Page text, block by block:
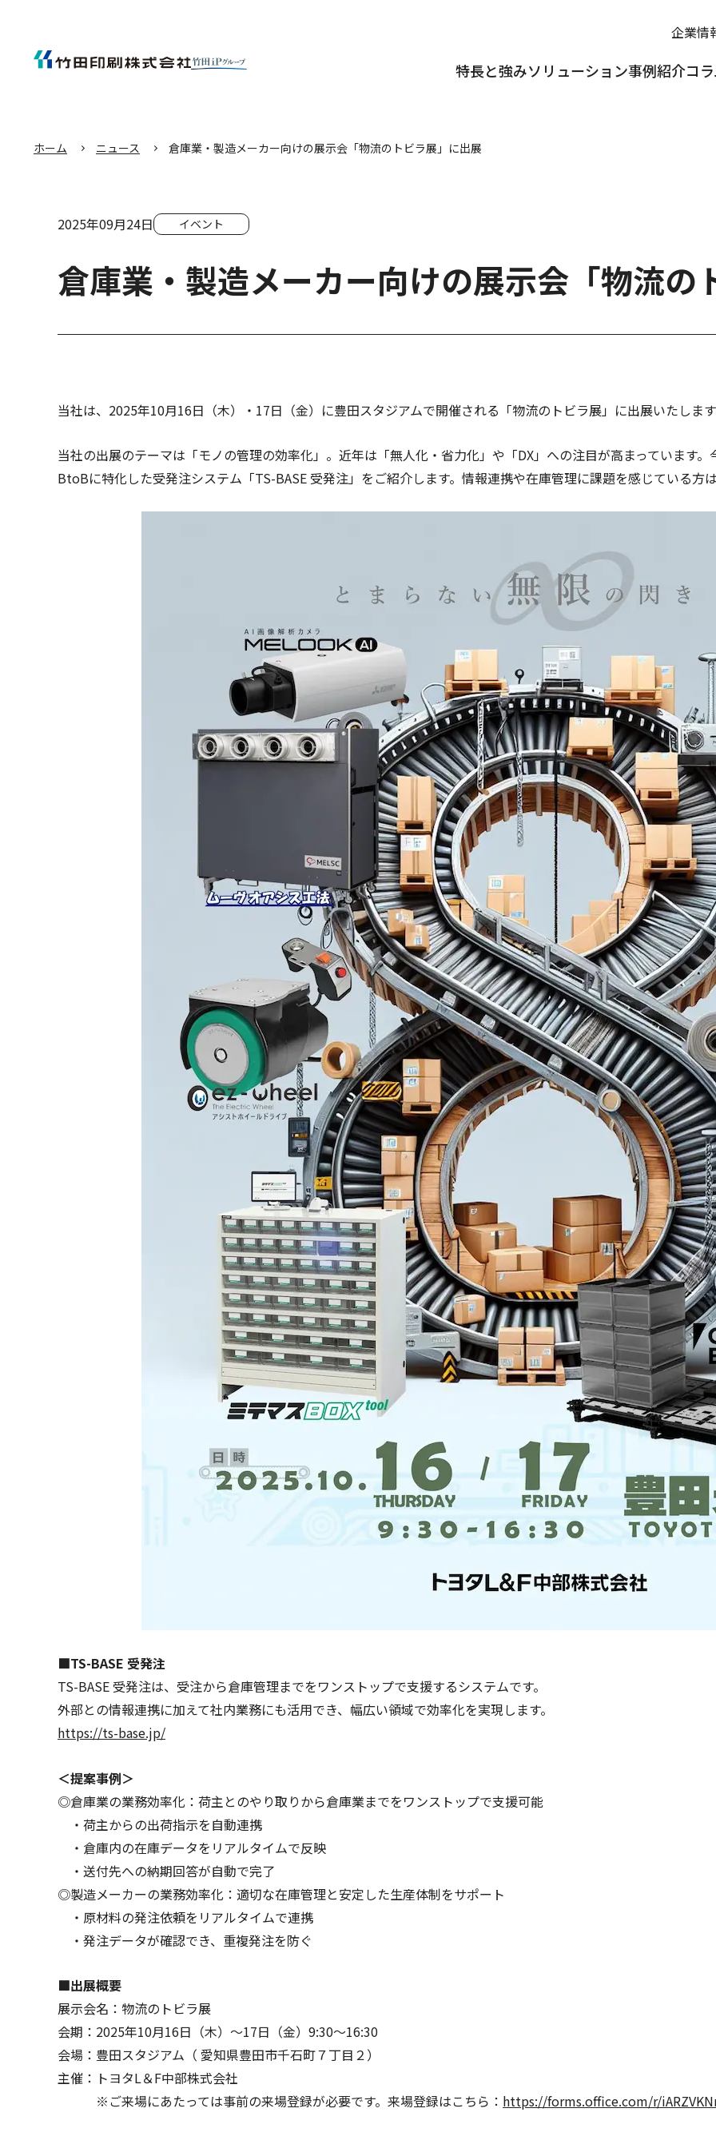
企業情
特長と強みソリューション事例紹介コ
ホーム ニュース 倉庫業・製造メーカー向けの展示会「物流のトビラ展」に出展
2025年09月24日 イベント
倉庫業・製造メーカー向けの展示会「物流の
当社は、2025年10月16日（木）・17日（金）に豊田スタジアムで開催される「物流のトビラ展」に出展いたしま
当社の出展のテーマは「モノの管理の効率化」。近年は「無人化・省力化」や「DX」への注目が高まっています
BtoBに特化した受発注システム「TS-BASE 受発注」をご紹介します。情報連携や在庫管理に課題を感じている方
■TS-BASE 受発注
TS-BASE 受発注は、受注から倉庫管理までをワンストップで支援するシステムです。
外部との情報連携に加えて社内業務にも活用でき、幅広い領域で効率化を実現します。
https://ts-base.jp/
＜提案事例＞
◎倉庫業の業務効率化：荷主とのやり取りから倉庫業までをワンストップで支援可能
・荷主からの出荷指示を自動連携
・倉庫内の在庫データをリアルタイムで反映
・送付先への納期回答が自動で完了
◎製造メーカーの業務効率化：適切な在庫管理と安定した生産体制をサポート
・原材料の発注依頼をリアルタイムで連携
・発注データが確認でき、重複発注を防ぐ
■出展概要
展示会名：物流のトビラ展
会期：2025年10月16日（木）～17日（金）9:30～16:30
会場：豊田スタジアム（ 愛知県豊田市千石町７丁目２）
主催：トヨタL＆F中部株式会社
※ご来場にあたっては事前の来場登録が必要です。来場登録はこちら： https://forms.office.com/r/